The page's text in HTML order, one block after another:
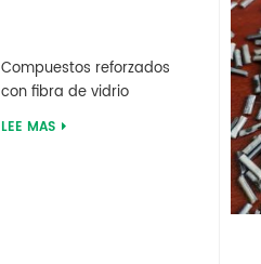
Compuestos reforzados
con fibra de vidrio
larga de sulfuro de
LEE MAS